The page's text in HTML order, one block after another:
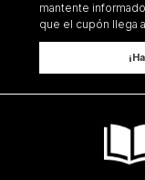
mantente
que el cupón llega